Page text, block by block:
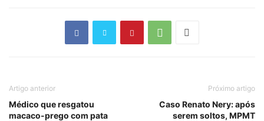
Artigo anterior
Médico que resgatou
macaco-prego com pata
Próximo artigo
Caso Renato Nery: após
serem soltos, MPMT